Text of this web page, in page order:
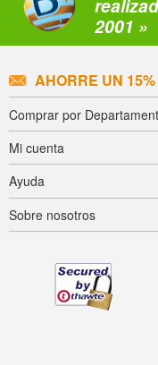
2001 »
AHORRE UN
Comprar por
Mi cuenta
Ayuda
Sobre nosotros